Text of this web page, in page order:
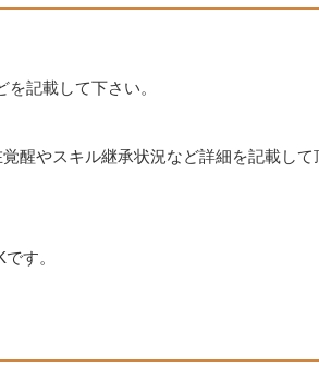
記載して下さい。
醒やスキル継承状況など詳細を記載して
す。